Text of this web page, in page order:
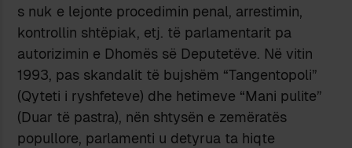
s nuk e lejonte procedimin penal, arrestimin,
kontrollin shtëpiak, etj. të parlamentarit pa
autorizimin e Dhomës së Deputetëve. Në vitin
1993, pas skandalit të bujshëm “Tangentopoli”
(Qyteti i ryshfeteve) dhe hetimeve “Mani pulite”
(Duar të pastra), nën shtysën e zemëratës
popullore, parlamenti u detyrua ta hiqte